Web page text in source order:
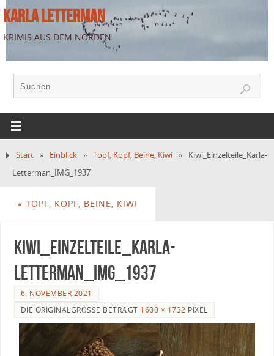
KARLA LETTERMAN
KRIMIS AUS DEM NORDEN
Start » Einblick » Topf, Kopf, Beine, Kiwi »
Kiwi_Einzelteile_Karla-
Letterman_IMG_1937
« TOPF, KOPF, BEINE, KIWI
Kiwi_Einzelteile_Karla-
Letterman_IMG_1937
6. NOVEMBER 2021
DIE ORIGINALGRÖSSE BETRÄGT 1600 × 1732 PIXEL